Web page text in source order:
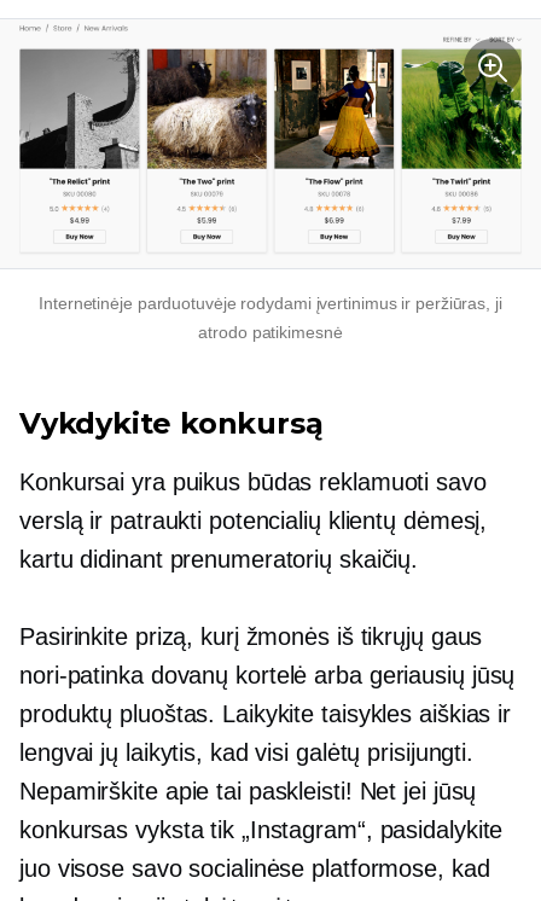
Internetinėje parduotuvėje rodydami įvertinimus ir peržiūras, ji
atrodo patikimesnė
Vykdykite konkursą
Konkursai yra puikus būdas reklamuoti savo
verslą ir patraukti potencialių klientų dėmesį,
kartu didinant prenumeratorių skaičių.
Pasirinkite prizą, kurį žmonės iš tikrųjų gaus
nori-patinkadovanų kortelė arba geriausių jūsų
produktų pluoštas. Laikykite taisykles aiškias ir
lengvai jų laikytis, kad visi galėtų prisijungti.
Nepamirškite apie tai paskleisti! Net jei jūsų
konkursas vyksta tik „Instagram“, pasidalykite
juo visose savo socialinėse platformose, kad